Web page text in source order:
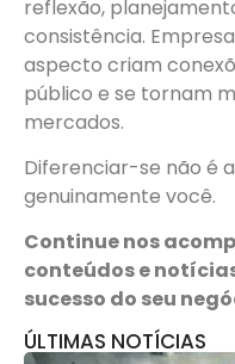
reflexão,
consistência.
aspecto criam
público e se tornam
mercados.
Diferenciar-se não é
genuinamente você.
Continue nos
conteúdos e
sucesso do seu
ÚLTIMAS NOTÍCIAS